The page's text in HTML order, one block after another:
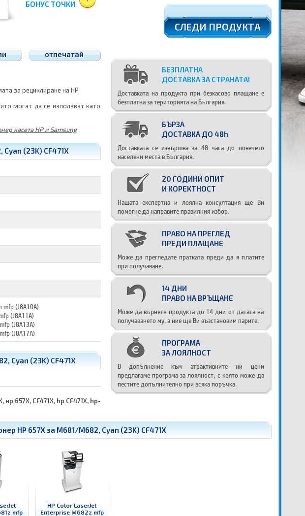
БОНУС ТОЧКИ
СЛЕДИ ПРОДУКТА
БЕЗПЛАТНА
ДОСТАВКА ЗА СТРАНАТА!
Доставката на продукта при безкасово плащане е
безплатна за територията на България.
БЪРЗА
ДОСТАВКА ДО 48h
Доставката се извършва за 48 часа до повечето
населени места в България.
20 ГОДИНИ ОПИТ
И КОРЕКТНОСТ
Нашата експертна и лоялна консултация ще Ви
помогне да направите правилния избор.
ПРАВО НА ПРЕГЛЕД
ПРЕДИ ПЛАЩАНЕ
Може да прегледате пратката преди да я платите
при получаване.
14 ДНИ
ПРАВО НА ВРЪЩАНЕ
Може да върнете продукта до 14 дни от датата на
получаването му, а ние ще Ви възстановим парите.
ПРОГРАМА
ЗА ЛОЯЛНОСТ
В допълнение към атрактивните ни цени
предлагаме програма за лоялност, с която може да
пестите допълнително при всяка поръчка.
отпечатай
за рециклиране на HP.
могат да се използват като
касета HP и Samsung
(23K) CF471X
mfp (J8A10A)
(J8A11A)
(J8A13A)
(J8A17A)
Cyan (23K) CF471X
657Х, CF471X, hp CF471X, hp-
HP 657X за M681/M682, Cyan (23K) CF471X
mfp
HP Color LaserJet
Enterprise M682z mfp